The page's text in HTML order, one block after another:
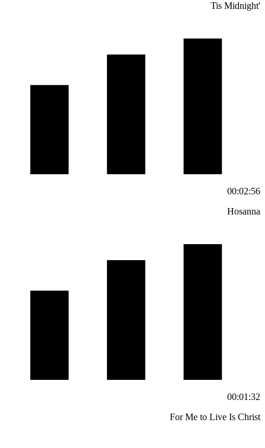
'Tis Midnight
00:02:56
Hosanna
00:01:32
For Me to Live Is Christ